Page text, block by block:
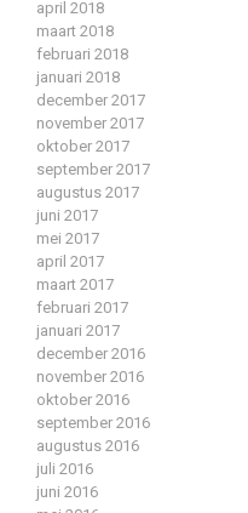
april 2018
maart 2018
februari 2018
januari 2018
december 2017
november 2017
oktober 2017
september 2017
augustus 2017
juni 2017
mei 2017
april 2017
maart 2017
februari 2017
januari 2017
december 2016
november 2016
oktober 2016
september 2016
augustus 2016
juli 2016
juni 2016